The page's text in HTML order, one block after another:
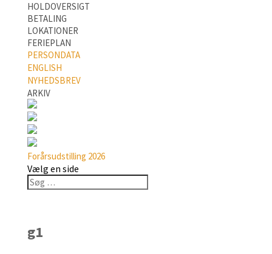
HOLDOVERSIGT
BETALING
LOKATIONER
FERIEPLAN
PERSONDATA
ENGLISH
NYHEDSBREV
ARKIV
Forårsudstilling 2026
Vælg en side
g1